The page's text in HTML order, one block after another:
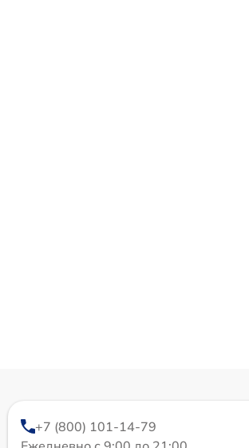
+7 (800) 101-14-79